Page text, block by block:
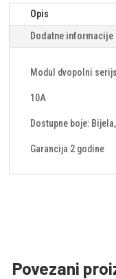
Opis
Dodatne informacije
Modul dvopolni
10A
Dostupne boje:
Garancija 2 godine
Povezani